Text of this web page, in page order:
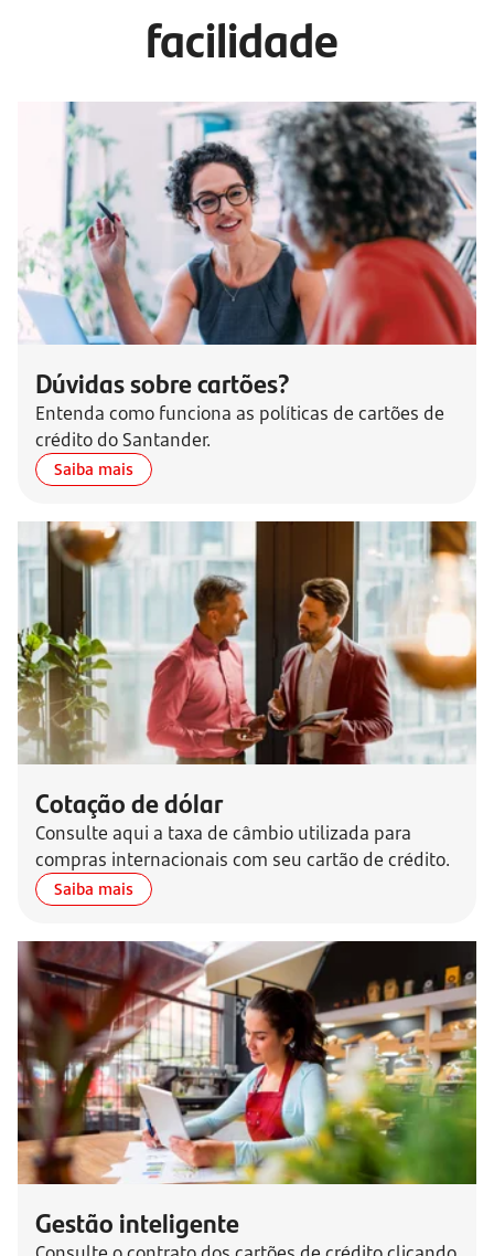
facilidade
Dúvidas sobre cartões?
Entenda como funciona as políticas de cartões de
crédito do Santander.
Saiba mais
Cotação de dólar
Consulte aqui a taxa de câmbio utilizada para
compras internacionais com seu cartão de crédito.
Saiba mais
Gestão inteligente